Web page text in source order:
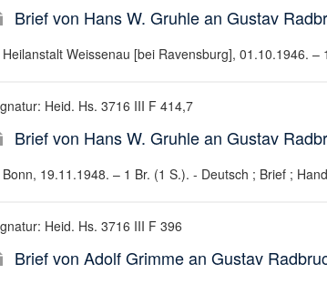
Brief von Hans W. Gruhle an Gustav
Heilanstalt Weissenau [bei Ravensburg], 01.10.1946.
Heid. Hs. 3716 III F 414,7
Brief von Hans W. Gruhle an Gustav
Bonn, 19.11.1948. – 1 Br. (1 S.). - Deutsch ; Brief ;
Heid. Hs. 3716 III F 396
Brief von Adolf Grimme an Gustav